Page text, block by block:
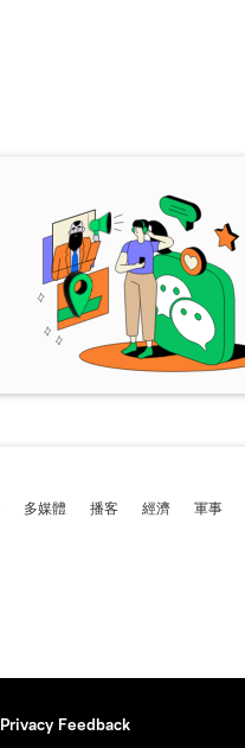
多媒體 播客 經濟 軍事
Privacy Feedback